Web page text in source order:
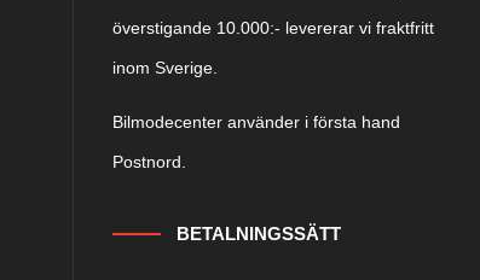
överstigande 10.000:- levererar vi fraktfritt
inom Sverige.
Bilmodecenter använder i första hand
Postnord.
BETALNINGSSÄTT